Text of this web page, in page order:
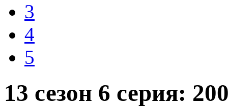
3
4
5
13 сезон 6 серия: